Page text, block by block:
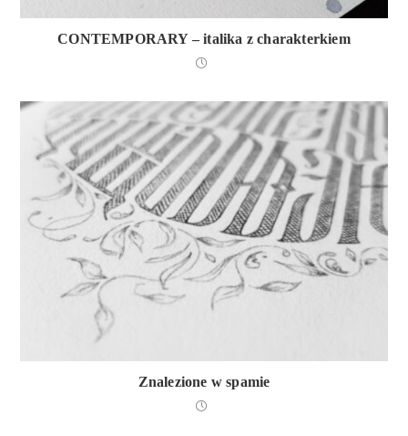
CONTEMPORARY – italika z charakterkiem
Znalezione w spamie